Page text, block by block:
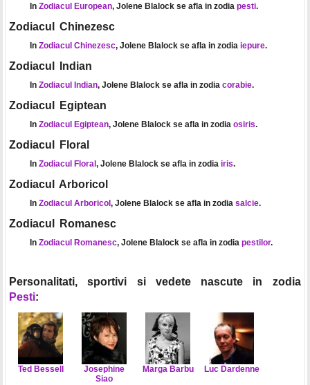
In Zodiacul European, Jolene Blalock se afla in zodia pesti.
Zodiacul Chinezesc
In Zodiacul Chinezesc, Jolene Blalock se afla in zodia iepure.
Zodiacul Indian
In Zodiacul Indian, Jolene Blalock se afla in zodia corabie.
Zodiacul Egiptean
In Zodiacul Egiptean, Jolene Blalock se afla in zodia osiris.
Zodiacul Floral
In Zodiacul Floral, Jolene Blalock se afla in zodia iris.
Zodiacul Arboricol
In Zodiacul Arboricol, Jolene Blalock se afla in zodia salcie.
Zodiacul Romanesc
In Zodiacul Romanesc, Jolene Blalock se afla in zodia pestilor.
Personalitati, sportivi si vedete nascute in zodia
Pesti:
Ted Bessell
Josephine
Siao
Marga Barbu Luc Dardenne